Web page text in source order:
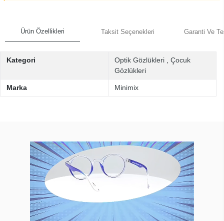
Ürün Özellikleri Taksit Seçenekleri Garanti Ve
Kategori Optik Gözlükleri
Çocuk
Gözlükleri
Marka Minimix